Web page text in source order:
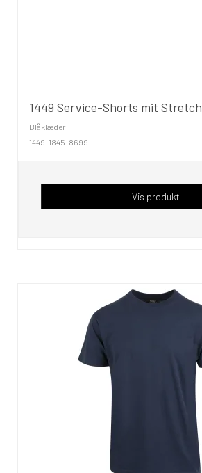
1449 Service-Shorts mit Stretch
Blåklæder
1449-1845-8699
Vis produkt